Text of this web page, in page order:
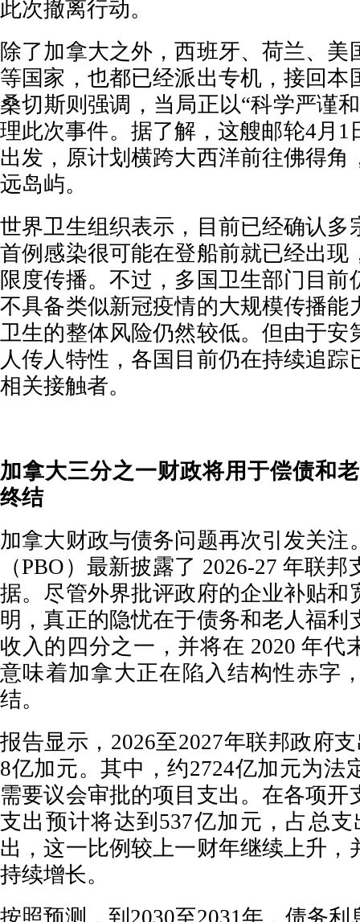
此次撤离行动。
除了加拿大之外，西班牙、荷兰、美
等国家，也都已经派出专机，接回本
桑切斯则强调，当局正以“科学严谨
理此次事件。据了解，这艘邮轮4月1
出发，原计划横跨大西洋前往佛得角
远岛屿。
世界卫生组织表示，目前已经确认多
首例感染很可能在登船前就已经出现
限度传播。不过，多国卫生部门目前
不具备类似新冠疫情的大规模传播能
卫生的整体风险仍然较低。但由于安
人传人特性，各国目前仍在持续追踪
相关接触者。
加拿大三分之一财政将用于偿债和
终结
加拿大财政与债务问题再次引发关注
（PBO）最新披露了 2026-27 年联
据。尽管外界批评政府的企业补贴和
明，真正的隐忧在于债务和老人福利
收入的四分之一，并将在 2020 年代
意味着加拿大正在陷入结构性赤字
结。
报告显示，2026至2027年联邦政府
8亿加元。其中，约2724亿加元为法
需要议会审批的项目支出。在各项开
支出预计将达到537亿加元，占总支
出，这一比例较上一财年继续上升，
持续增长。
按照预测，到2030至2031年，债务